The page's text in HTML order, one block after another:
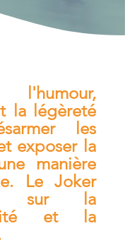
la légèreté
les
exposer la
manière
Le Joker
sur la
et la